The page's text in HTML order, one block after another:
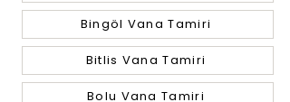
Bingöl Vana Tamiri
Bitlis Vana Tamiri
Bolu Vana Tamiri